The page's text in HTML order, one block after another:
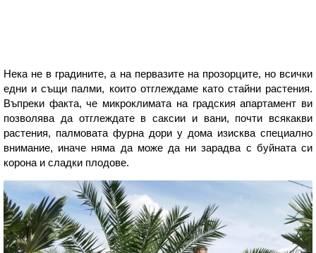
Нека не в градините, а на первазите на прозорците, но всички
едни и същи палми, които отглеждаме като стайни растения.
Въпреки факта, че микроклимата на градския апартамент ви
позволява да отглеждате в саксии и вани, почти всякакви
растения, палмовата фурна дори у дома изисква специално
внимание, иначе няма да може да ни зарадва с буйната си
корона и сладки плодове.